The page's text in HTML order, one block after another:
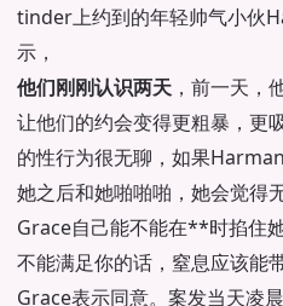
tinder上约到的年轻帅气小伙
示，
他们刚刚认识两天 ，前一天，
让他们的约会变得更粗暴，更
的性行为很无聊，如果
她之后和她啪啪啪，她会觉得
Grace自己能不能在**时掐住
不能满足你的话，窒息应该能
Grace表示同意。案发当天凌